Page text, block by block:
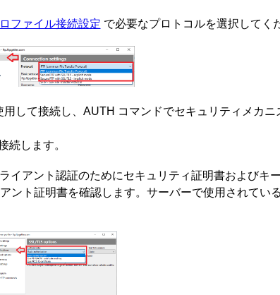
ファイル接続設定 で必要なプロトコルを選択してく
して接続し、AUTH コマンドでセキュリティメカニ
続します。
イアント認証のためにセキュリティ証明書およびキ
ント証明書を確認します。サーバーで使用されてい